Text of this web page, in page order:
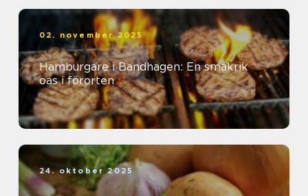
02. november 2025
Hamburgare i Bandhagen: En smakrik
oas i förorten
24. oktober 2025